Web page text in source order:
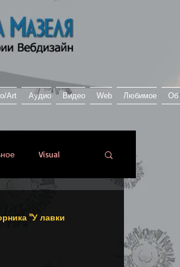
Art Аудио Видео Web Любимое Об
Visual
"У лавки